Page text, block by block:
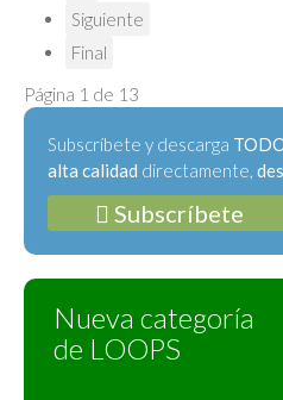
Siguiente
Final
Página 1 de 13
Subscríbete y descarga
alta calidad directamente,
Subscríbete
Nueva categoría
de LOOPS